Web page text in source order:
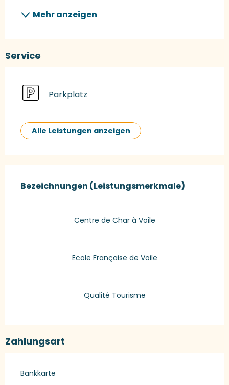
Mehr anzeigen
Service
Parkplatz
Alle Leistungen anzeigen
Bezeichnungen (Leistungsmerkmale)
Bezeichnungen (Leistungsmerkmale)
Centre de Char à Voile
Ecole Française de Voile
Qualité Tourisme
Zahlungsart
Bankkarte